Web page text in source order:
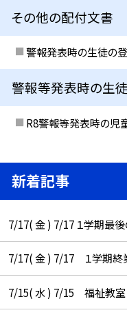
その他の配付文書
警報発表時の生徒の
警報等発表時の生
R8警報等発表時の児
新着記事
7/17( 金 ) 7/17 １学期最
7/17( 金 ) 7/17 １学期終
7/15( 水 ) 7/15 福祉教室